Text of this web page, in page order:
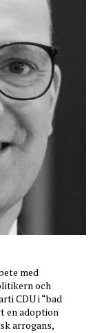
med
och
CDU i “bad
en adoption
arrogans,